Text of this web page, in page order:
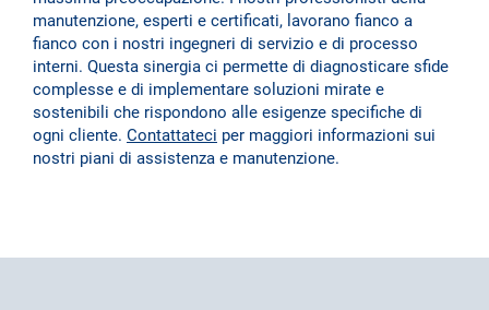
manutenzione, esperti e certificati, lavorano fianco a
fianco con i nostri ingegneri di servizio e di processo
interni. Questa sinergia ci permette di diagnosticare sfide
complesse e di implementare soluzioni mirate e
sostenibili che rispondono alle esigenze specifiche di
ogni cliente. Contattateci per maggiori informazioni sui
nostri piani di assistenza e manutenzione.